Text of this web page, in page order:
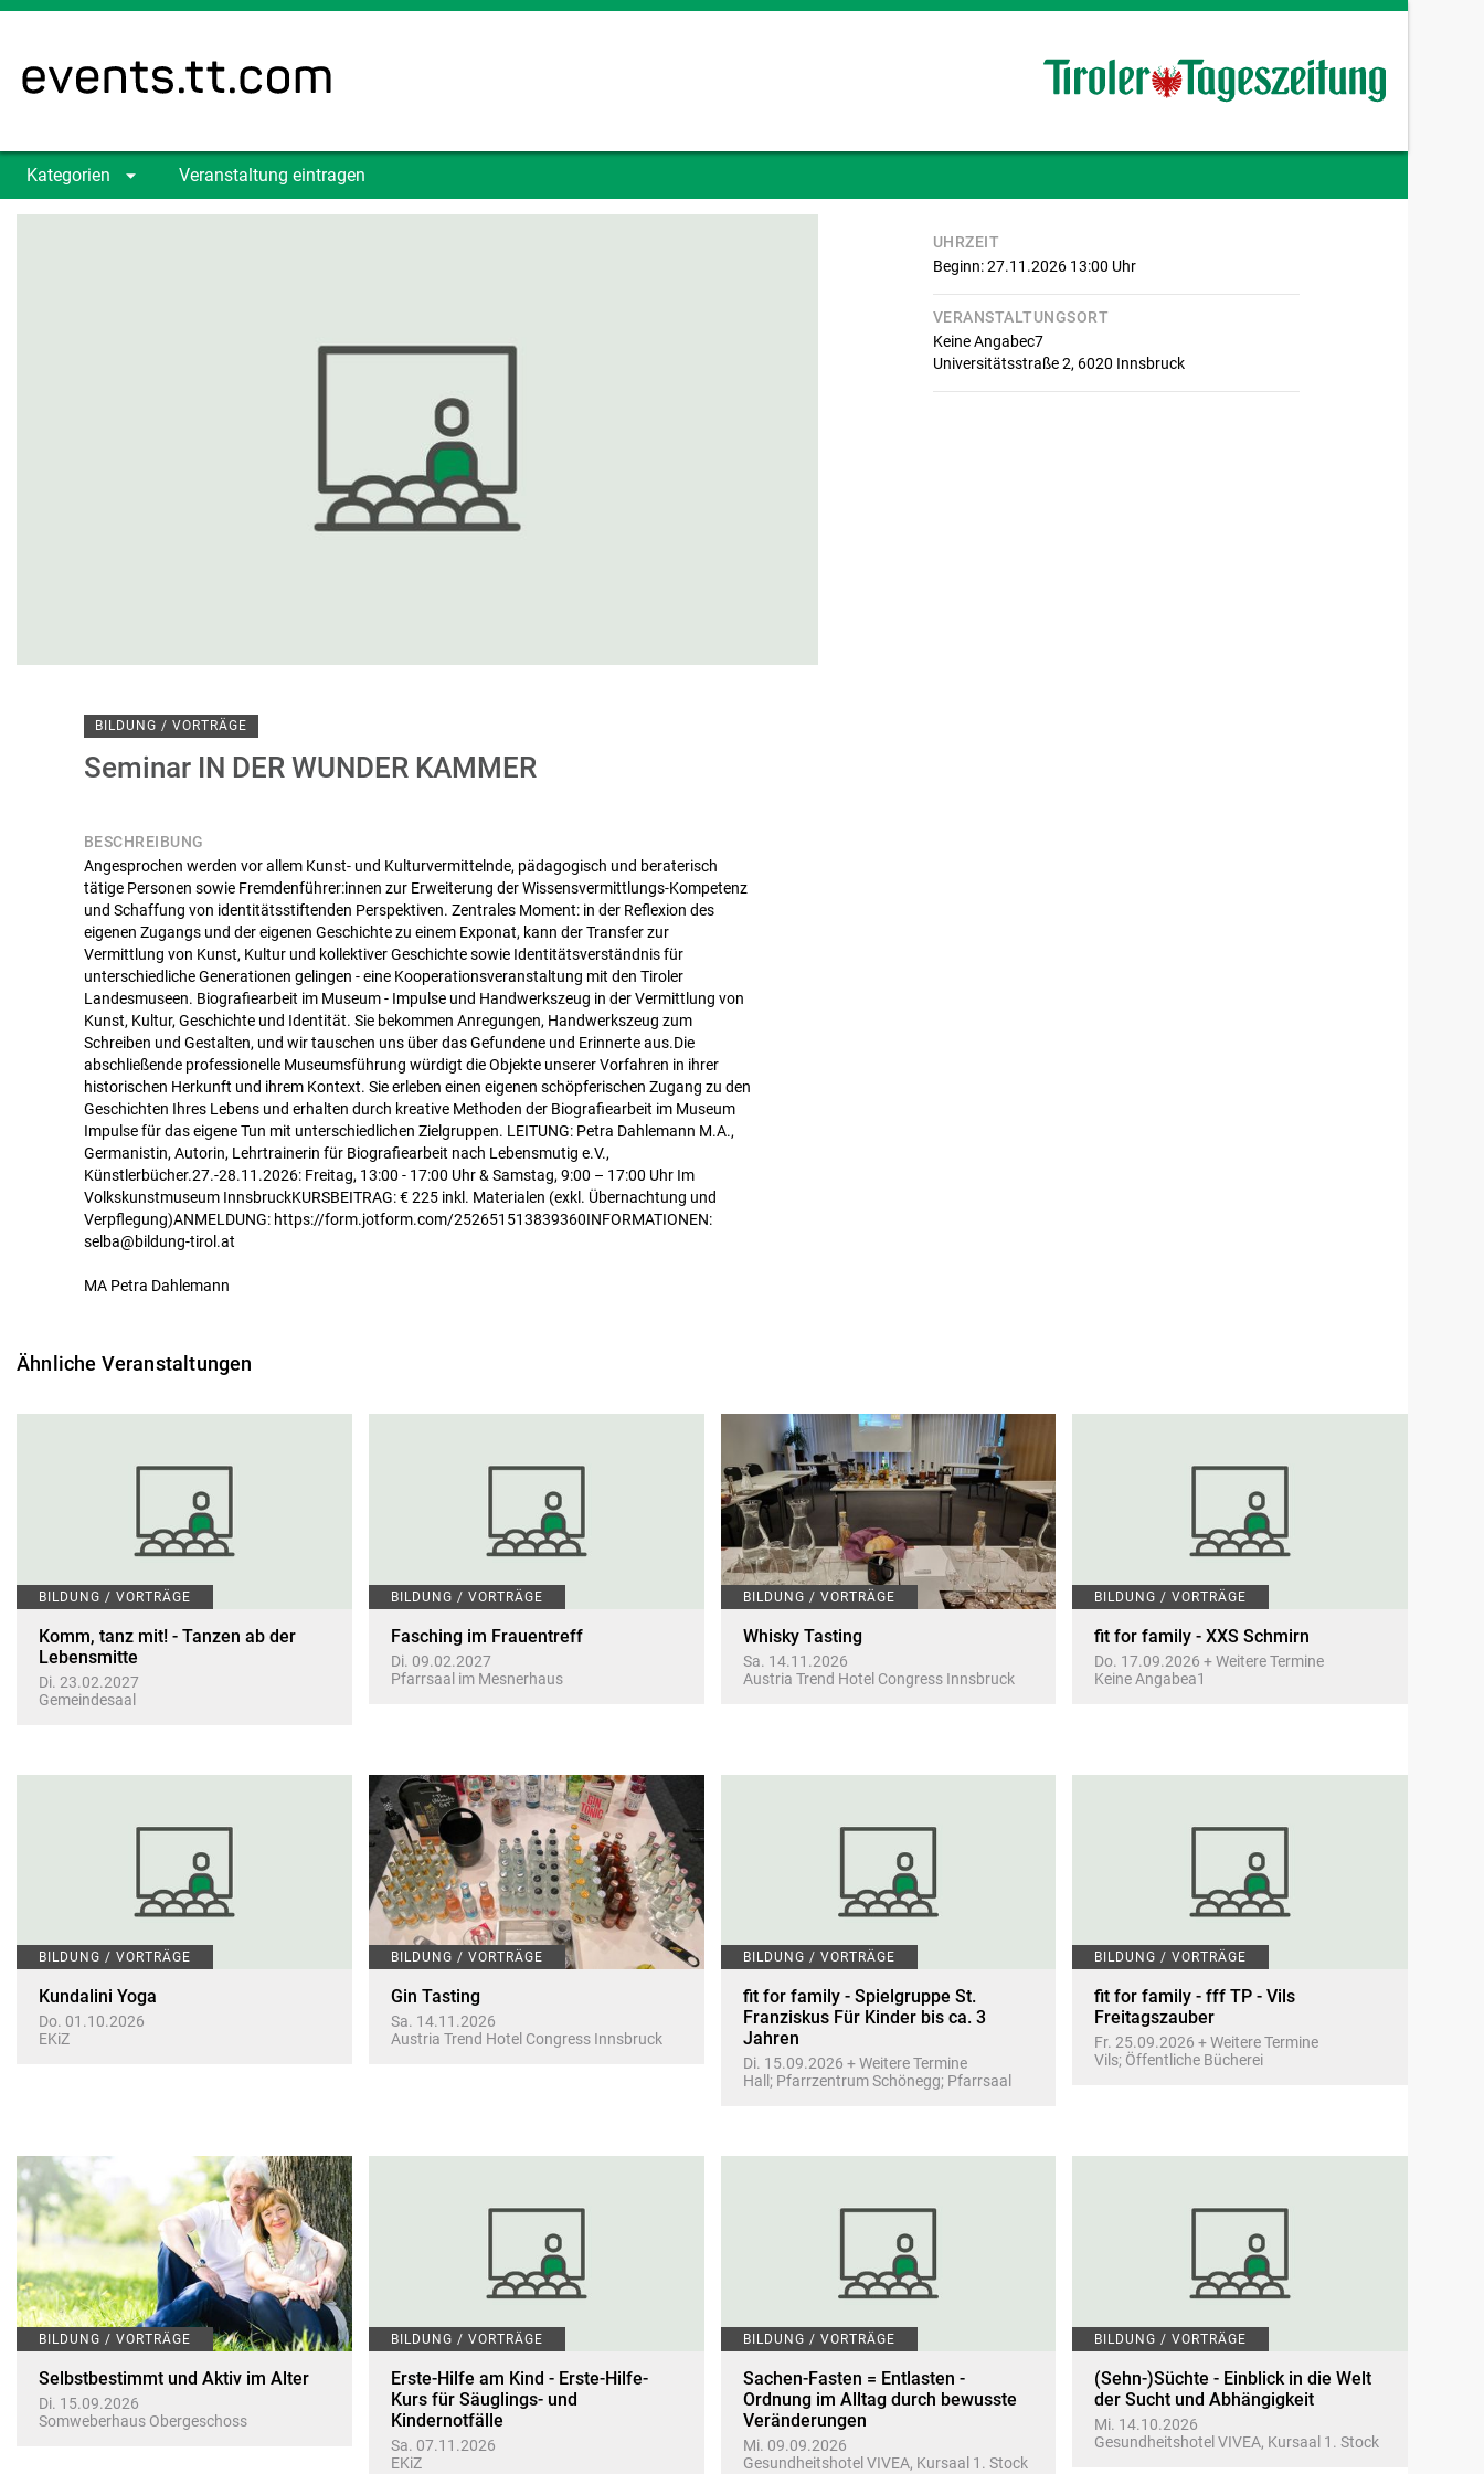
Kategorien Veranstaltung eintragen
BILDUNG / VORTRÄGE
Seminar IN DER WUNDER KAMMER
BESCHREIBUNG
Angesprochen werden vor allem Kunst- und Kulturvermittelnde, pädagogisch und beraterisch
tätige Personen sowie Fremdenführer:innen zur Erweiterung der Wissensvermittlungs-Kompetenz
und Schaffung von identitätsstiftenden Perspektiven. Zentrales Moment: in der Reflexion des
eigenen Zugangs und der eigenen Geschichte zu einem Exponat, kann der Transfer zur
Vermittlung von Kunst, Kultur und kollektiver Geschichte sowie Identitätsverständnis für
unterschiedliche Generationen gelingen - eine Kooperationsveranstaltung mit den Tiroler
Landesmuseen. Biografiearbeit im Museum - Impulse und Handwerkszeug in der Vermittlung von
Kunst, Kultur, Geschichte und Identität. Sie bekommen Anregungen, Handwerkszeug zum
Schreiben und Gestalten, und wir tauschen uns über das Gefundene und Erinnerte aus.Die
abschließende professionelle Museumsführung würdigt die Objekte unserer Vorfahren in ihrer
historischen Herkunft und ihrem Kontext. Sie erleben einen eigenen schöpferischen Zugang zu den
Geschichten Ihres Lebens und erhalten durch kreative Methoden der Biografiearbeit im Museum
Impulse für das eigene Tun mit unterschiedlichen Zielgruppen. LEITUNG: Petra Dahlemann M.A.,
Germanistin, Autorin, Lehrtrainerin für Biografiearbeit nach Lebensmutig e.V.,
Künstlerbücher.27.-28.11.2026: Freitag, 13:00 - 17:00 Uhr & Samstag, 9:00 – 17:00 Uhr Im
Volkskunstmuseum InnsbruckKURSBEITRAG: € 225 inkl. Materialen (exkl. Übernachtung und
Verpflegung)ANMELDUNG: https://form.jotform.com/252651513839360INFORMATIONEN:
selba@bildung-tirol.at
MA Petra Dahlemann
UHRZEIT
Beginn: 27.11.2026 13:00 Uhr
VERANSTALTUNGSORT
Keine Angabec7
Universitätsstraße 2, 6020 Innsbruck
Ähnliche Veranstaltungen
BILDUNG / VORTRÄGE
Komm, tanz mit! - Tanzen ab der
Lebensmitte
Di. 23.02.2027
Gemeindesaal
BILDUNG / VORTRÄGE
Fasching im Frauentreff
Di. 09.02.2027
Pfarrsaal im Mesnerhaus
BILDUNG / VORTRÄGE
Whisky Tasting
Sa. 14.11.2026
Austria Trend Hotel Congress Innsbruck
BILDUNG / VORTRÄGE
fit for family - XXS Schmirn
Do. 17.09.2026 + Weitere Termine
Keine Angabea1
BILDUNG / VORTRÄGE
Kundalini Yoga
Do. 01.10.2026
EKiZ
BILDUNG / VORTRÄGE
Gin Tasting
Sa. 14.11.2026
Austria Trend Hotel Congress Innsbruck
BILDUNG / VORTRÄGE
fit for family - Spielgruppe St.
Franziskus Für Kinder bis ca. 3
Jahren
Di. 15.09.2026 + Weitere Termine
Hall; Pfarrzentrum Schönegg; Pfarrsaal
BILDUNG / VORTRÄGE
fit for family - fff TP - Vils
Freitagszauber
Fr. 25.09.2026 + Weitere Termine
Vils; Öffentliche Bücherei
BILDUNG / VORTRÄGE
Selbstbestimmt und Aktiv im Alter
Di. 15.09.2026
Somweberhaus Obergeschoss
BILDUNG / VORTRÄGE
Erste-Hilfe am Kind - Erste-Hilfe-
Kurs für Säuglings- und
Kindernotfälle
Sa. 07.11.2026
EKiZ
BILDUNG / VORTRÄGE
Sachen-Fasten = Entlasten -
Ordnung im Alltag durch bewusste
Veränderungen
Mi. 09.09.2026
Gesundheitshotel VIVEA, Kursaal 1. Stock
BILDUNG / VORTRÄGE
(Sehn-)Süchte - Einblick in die Welt
der Sucht und Abhängigkeit
Mi. 14.10.2026
Gesundheitshotel VIVEA, Kursaal 1. Stock